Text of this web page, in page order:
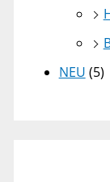
NEU (5)